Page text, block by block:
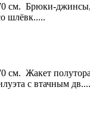
см. Брюки-
шлёвк.....
см. Жакет
с втачным